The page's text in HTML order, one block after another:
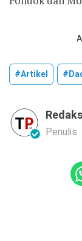
#artikel
Penulis